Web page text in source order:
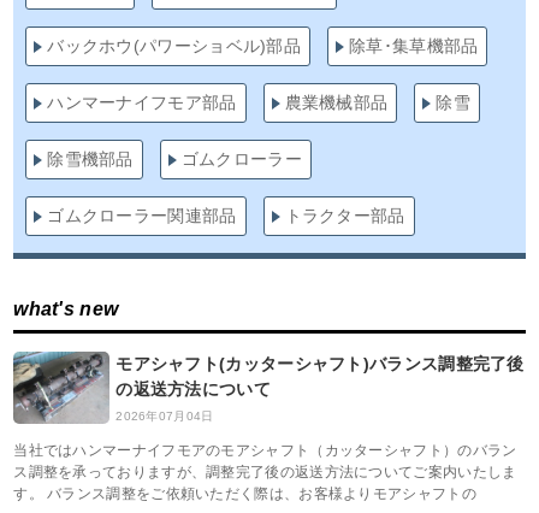
バックホウ(パワーショベル)部品 除草･集草機部品
ハンマーナイフモア部品 農業機械部品 除雪
除雪機部品 ゴムクローラー
ゴムクローラー関連部品 トラクター部品
what's new
モアシャフト(カッターシャフト)バランス調整完了後
の返送方法について
2026年07月04日
当社ではハンマーナイフモアのモアシャフト（カッターシャフト）のバラン
ス調整を承っておりますが、調整完了後の返送方法についてご案内いたしま
す。 バランス調整をご依頼いただく際は、お客様よりモアシャフトの